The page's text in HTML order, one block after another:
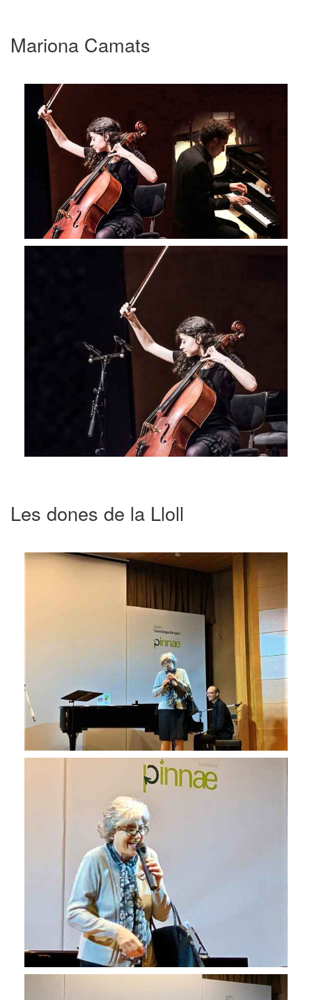
Mariona Camats
Les dones de la Lloll